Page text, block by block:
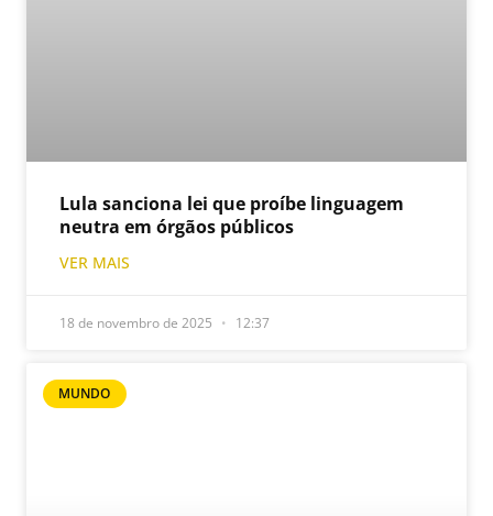
Lula sanciona lei que proíbe linguagem
neutra em órgãos públicos
VER MAIS
18 de novembro de 2025 12:37
MUNDO